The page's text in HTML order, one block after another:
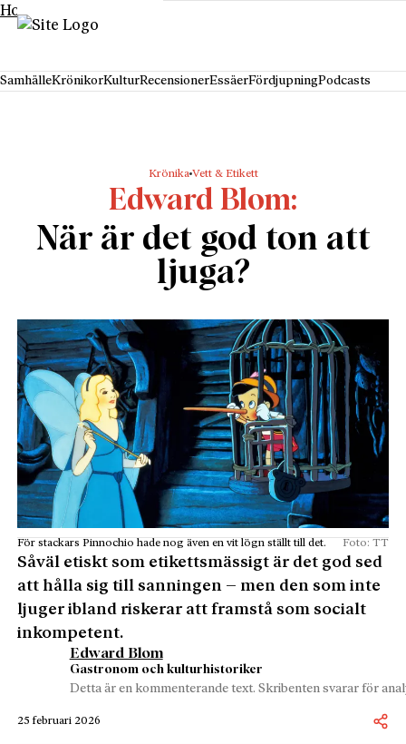
Hoppa till innehåll
SamhälleKrönikorKulturRecensionerEssäerFördjupningPodcasts
Krönika Vett & Etikett
Edward Blom
När är det god ton att
ljuga?
För stackars Pinnochio hade nog även en vit lögn ställt till det. Foto: TT
Såväl etiskt som etikettsmässigt är det god sed
att hålla sig till sanningen – men den som inte
ljuger ibland riskerar att framstå som socialt
inkompetent.
Edward Blom
Gastronom och kulturhistoriker
Detta är en kommenterande text. Skribenten svarar för
25 februari 2026